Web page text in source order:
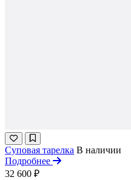
Суповая тарелка В наличии
Подробнее
32 600 ₽